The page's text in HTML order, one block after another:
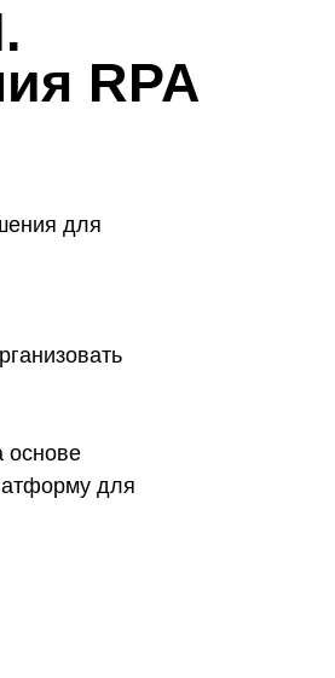
RPA
для
основе
для